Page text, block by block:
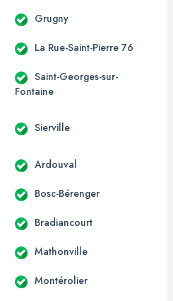
Grugny
La Rue-Saint-Pierre 76
Saint-Georges-sur-
Fontaine
Sierville
Ardouval
Bosc-Bérenger
Bradiancourt
Mathonville
Montérolier